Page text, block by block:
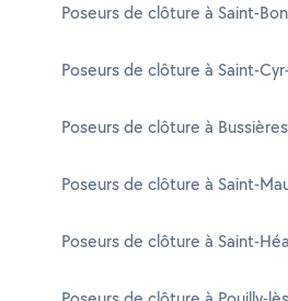
Poseurs de clôture à Saint-
Poseurs de clôture à Saint-
Poseurs de clôture à Bussières
Poseurs de clôture à Saint-
Poseurs de clôture à Saint-